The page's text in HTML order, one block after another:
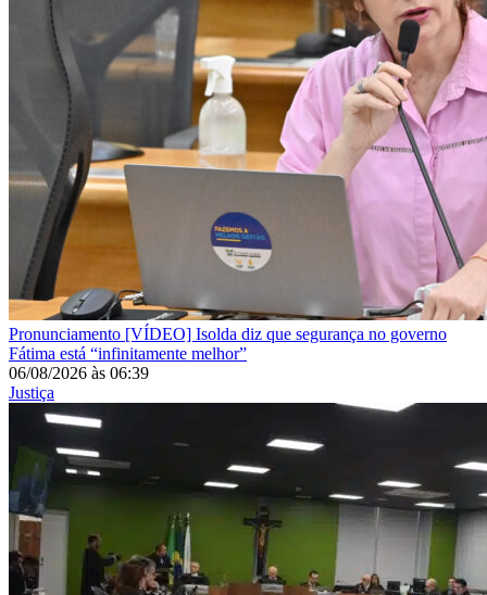
Pronunciamento [VÍDEO] Isolda diz que segurança no governo
Fátima está “infinitamente melhor”
06/08/2026 às 06:39
Justiça